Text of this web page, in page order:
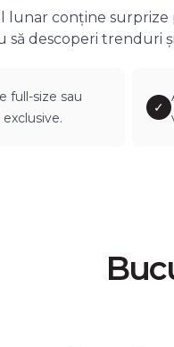
lunar conține
să descoperi trenduri
full-size sau
✓